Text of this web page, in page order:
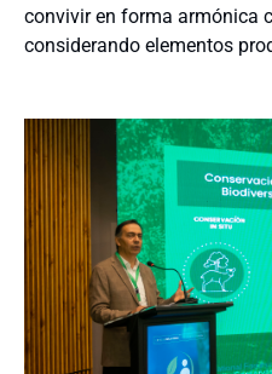
convivir en forma armónica
considerando elementos